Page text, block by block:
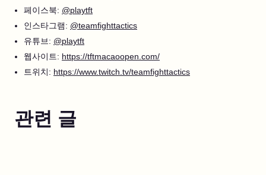
페이스북: @playtft
인스타그램: @teamfighttactics
유튜브: @playtft
웹사이트: https://tftmacaoopen.com/
트위치: https://www.twitch.tv/teamfighttactics
관련 글